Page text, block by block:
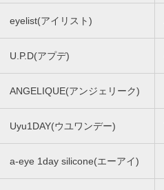
eyelist(アイリスト)
U.P.D(アプデ)
ANGELIQUE(アンジェリーク)
Uyu1DAY(ウユワンデー)
a-eye 1day silicone(エーアイ)